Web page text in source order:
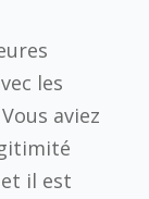
les
aviez
il est